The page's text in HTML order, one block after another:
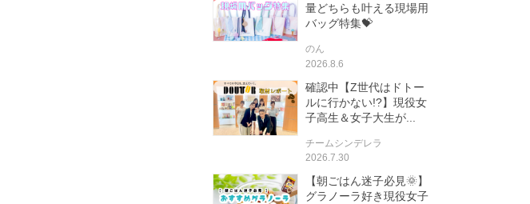
量どちらも叶える現場用
バッグ特集💝
のん
2026.8.6
確認中【Z世代はドトー
ルに行かない!?】現役女
子高生＆女子大生が...
チームシンデレラ
2026.7.30
【朝ごはん迷子必見🌞】
グラノーラ好き現役女子